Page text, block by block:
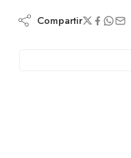
Compartir